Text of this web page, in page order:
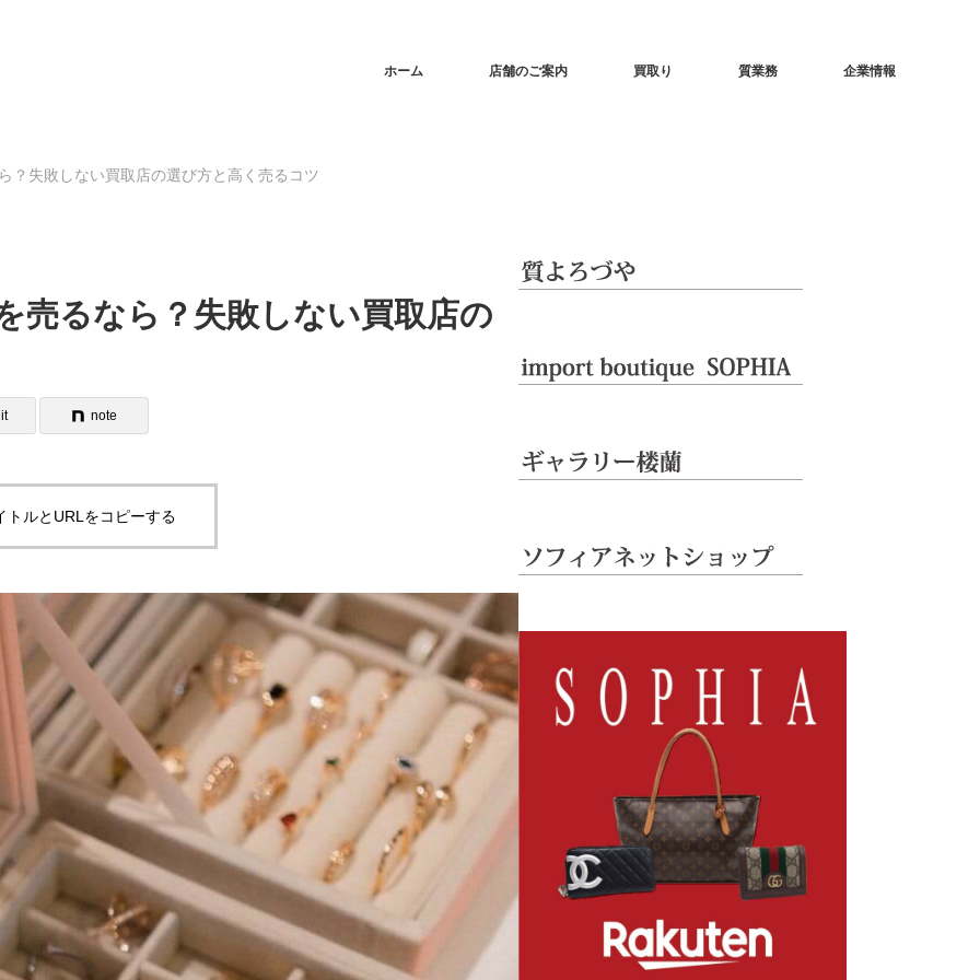
ホーム 店舗のご案内 買取り 質業務 企業情報
？失敗しない買取店の選び方と高く売るコツ
売るなら？失敗しない買取店の
note
トルとURLをコピーする